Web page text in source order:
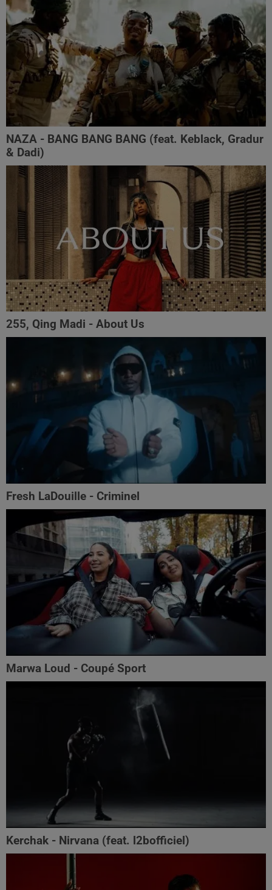
NAZA - BANG BANG BANG (feat. Keblack, Gradur
& Dadi)
255, Qing Madi - About Us
Fresh LaDouille - Criminel
Marwa Loud - Coupé Sport
Kerchak - Nirvana (feat. ‪l2bofficiel‬)